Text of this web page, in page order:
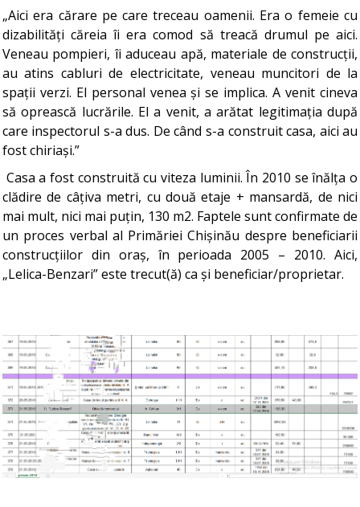
„Aici era cărare pe care treceau oamenii. Era o femeie cu
dizabilități căreia îi era comod să treacă drumul pe aici.
Veneau pompieri, îi aduceau apă, materiale de construcții,
au atins cabluri de electricitate, veneau muncitori de la
spații verzi. El personal venea și se implica. A venit cineva
să oprească lucrările. El a venit, a arătat legitimația după
care inspectorul s-a dus. De când s-a construit casa, aici au
fost chiriași.”
Casa a fost construită cu viteza luminii. În 2010 se înălța o
clădire de câțiva metri, cu două etaje + mansardă, de nici
mai mult, nici mai puțin, 130 m2. Faptele sunt confirmate de
un proces verbal al Primăriei Chișinău despre beneficiarii
construcțiilor din oraș, în perioada 2005 – 2010. Aici,
„Lelica-Benzari” este trecut(ă) ca și beneficiar/proprietar.